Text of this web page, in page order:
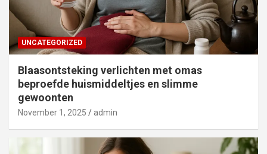
UNCATEGORIZED
Blaasontsteking verlichten met omas
beproefde huismiddeltjes en slimme
gewoonten
November 1, 2025 admin